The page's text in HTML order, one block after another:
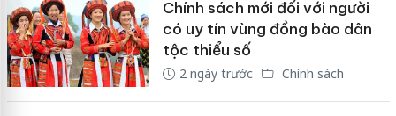
Chính sách mới đối với người
có uy tín vùng đồng bào dân
tộc thiểu số
2 ngày trước Chính sách